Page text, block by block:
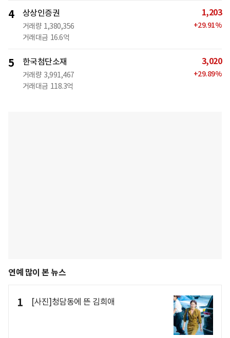
4 상상인증권
거래량 1,380,356
거래대금 16.6억
1,203
+29.91%
5 한국첨단소재
거래량 3,991,467
거래대금 118.3억
3,020
+29.89%
연예 많이 본 뉴스
1 [사진]청담동에 뜬 김희애